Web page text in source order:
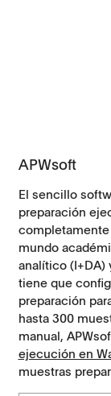
APWsoft
El sencillo
preparación
completamente
mundo
analítico (I+DA)
tiene que
preparación
hasta 300
manual,
ejecución en
muestras